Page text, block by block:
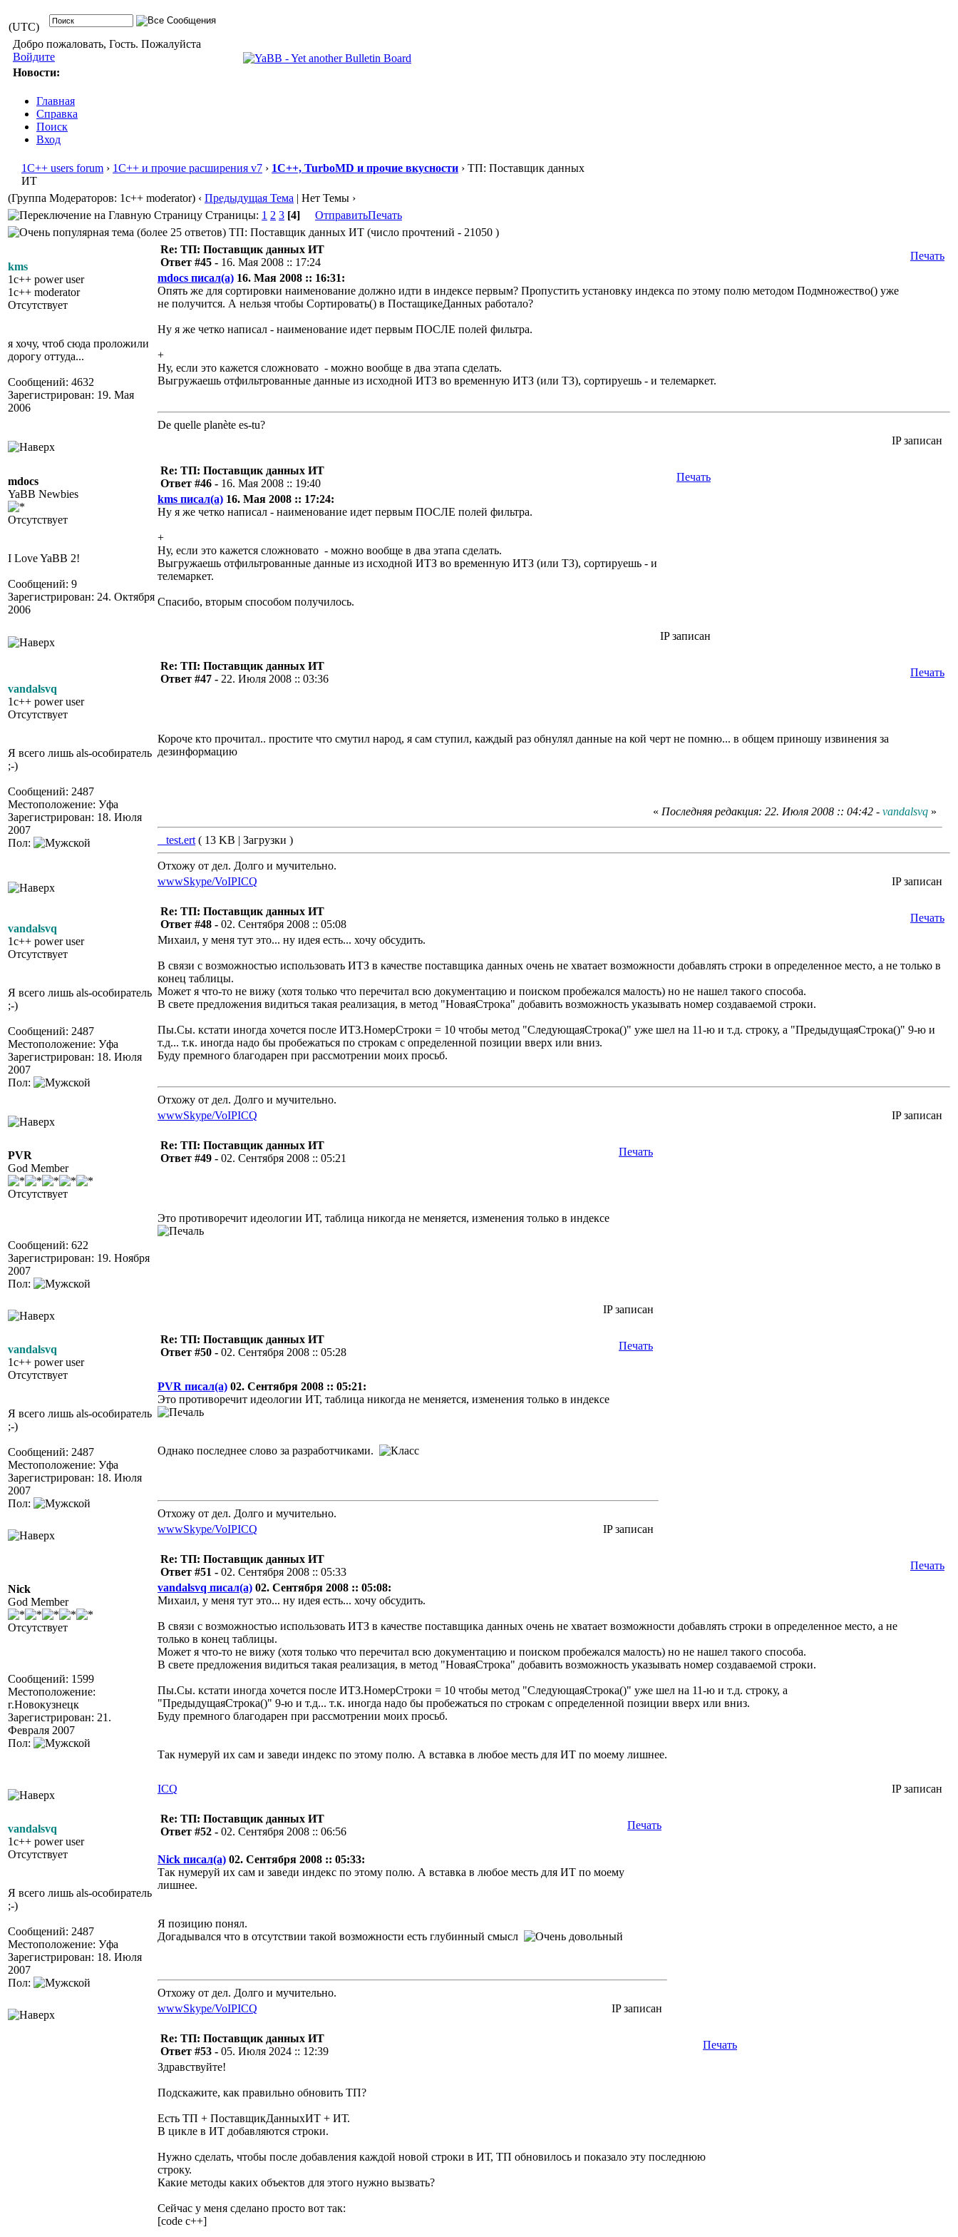
(UTC)
Добро пожаловать, Гость. Пожалуйста
Войдите
Новости:
Главная
Справка
Поиск
Вход
1С++ users forum › 1С++ и прочие расширения v7 › 1С++, TurboMD и прочие вкусности › ТП: Поставщик данных
ИТ
(Группа Модераторов: 1c++ moderator) ‹ Предыдущая Тема | Нет Темы ›
Страницы: 1 2 3 [4] ОтправитьПечать
ТП: Поставщик данных ИТ (число прочтений - 21050 )
kms
1c++ power user
1c++ moderator
Отсутствует
я хочу, чтоб сюда проложили
дорогу оттуда...
Сообщений: 4632
Зарегистрирован: 19. Мая
2006
Re: ТП: Поставщик данных ИТ
Ответ #45 - 16. Мая 2008 :: 17:24
Печать
mdocs писал(а) 16. Мая 2008 :: 16:31:
Опять же для сортировки наименование должно идти в индексе первым? Пропустить установку индекса по этому полю методом Подмножество() уже
не получится. А нельзя чтобы Сортировать() в ПостащикеДанных работало?
Ну я же четко написал - наименование идет первым ПОСЛЕ полей фильтра.
+
Ну, если это кажется сложновато - можно вообще в два этапа сделать.
Выгружаешь отфильтрованные данные из исходной ИТЗ во временную ИТЗ (или ТЗ), сортируешь - и телемаркет.
De quelle planète es-tu?
IP записан
mdocs
YaBB Newbies
Отсутствует
I Love YaBB 2!
Сообщений: 9
Зарегистрирован: 24. Октября
2006
Re: ТП: Поставщик данных ИТ
Ответ #46 - 16. Мая 2008 :: 19:40
Печать
kms писал(а) 16. Мая 2008 :: 17:24:
Ну я же четко написал - наименование идет первым ПОСЛЕ полей фильтра.
+
Ну, если это кажется сложновато - можно вообще в два этапа сделать.
Выгружаешь отфильтрованные данные из исходной ИТЗ во временную ИТЗ (или ТЗ), сортируешь - и
телемаркет.
Спасибо, вторым способом получилось.
IP записан
vandalsvq
1c++ power user
Отсутствует
Я всего лишь als-особиратель
;-)
Сообщений: 2487
Местоположение: Уфа
Зарегистрирован: 18. Июля
2007
Пол:
Re: ТП: Поставщик данных ИТ
Ответ #47 - 22. Июля 2008 :: 03:36
Печать
Короче кто прочитал.. простите что смутил народ, я сам ступил, каждый раз обнулял данные на кой черт не помню... в общем приношу извинения за
дезинформацию
« Последняя редакция: 22. Июля 2008 :: 04:42 - vandalsvq»
_test.ert ( 13 KB | Загрузки )
Отхожу от дел. Долго и мучительно.
wwwSkype/VoIPICQ IP записан
vandalsvq
1c++ power user
Отсутствует
Я всего лишь als-особиратель
;-)
Сообщений: 2487
Местоположение: Уфа
Зарегистрирован: 18. Июля
2007
Пол:
Re: ТП: Поставщик данных ИТ
Ответ #48 - 02. Сентября 2008 :: 05:08
Печать
Михаил, у меня тут это... ну идея есть... хочу обсудить.
В связи с возможностью использовать ИТЗ в качестве поставщика данных очень не хватает возможности добавлять строки в определенное место, а не только в
конец таблицы.
Может я что-то не вижу (хотя только что перечитал всю документацию и поиском пробежался малость) но не нашел такого способа.
В свете предложения видиться такая реализация, в метод "НоваяСтрока" добавить возможность указывать номер создаваемой строки.
Пы.Сы. кстати иногда хочется после ИТЗ.НомерСтроки = 10 чтобы метод "СледующаяСтрока()" уже шел на 11-ю и т.д. строку, а "ПредыдущаяСтрока()" 9-ю и
т.д... т.к. иногда надо бы пробежаться по строкам с определенной позиции вверх или вниз.
Буду премного благодарен при рассмотрении моих просьб.
Отхожу от дел. Долго и мучительно.
wwwSkype/VoIPICQ IP записан
PVR
God Member
Отсутствует
Сообщений: 622
Зарегистрирован: 19. Ноября
2007
Пол:
Re: ТП: Поставщик данных ИТ
Ответ #49 - 02. Сентября 2008 :: 05:21
Печать
Это противоречит идеологии ИТ, таблица никогда не меняется, изменения только в индексе
IP записан
vandalsvq
1c++ power user
Отсутствует
Я всего лишь als-особиратель
;-)
Сообщений: 2487
Местоположение: Уфа
Зарегистрирован: 18. Июля
2007
Пол:
Re: ТП: Поставщик данных ИТ
Ответ #50 - 02. Сентября 2008 :: 05:28
Печать
PVR писал(а) 02. Сентября 2008 :: 05:21:
Это противоречит идеологии ИТ, таблица никогда не меняется, изменения только в индексе
Однако последнее слово за разработчиками.
Отхожу от дел. Долго и мучительно.
wwwSkype/VoIPICQ IP записан
Nick
God Member
Отсутствует
Сообщений: 1599
Местоположение:
г.Новокузнецк
Зарегистрирован: 21.
Февраля 2007
Пол:
Re: ТП: Поставщик данных ИТ
Ответ #51 - 02. Сентября 2008 :: 05:33
Печать
vandalsvq писал(а) 02. Сентября 2008 :: 05:08:
Михаил, у меня тут это... ну идея есть... хочу обсудить.
В связи с возможностью использовать ИТЗ в качестве поставщика данных очень не хватает возможности добавлять строки в определенное место, а не
только в конец таблицы.
Может я что-то не вижу (хотя только что перечитал всю документацию и поиском пробежался малость) но не нашел такого способа.
В свете предложения видиться такая реализация, в метод "НоваяСтрока" добавить возможность указывать номер создаваемой строки.
Пы.Сы. кстати иногда хочется после ИТЗ.НомерСтроки = 10 чтобы метод "СледующаяСтрока()" уже шел на 11-ю и т.д. строку, а
"ПредыдущаяСтрока()" 9-ю и т.д... т.к. иногда надо бы пробежаться по строкам с определенной позиции вверх или вниз.
Буду премного благодарен при рассмотрении моих просьб.
Так нумеруй их сам и заведи индекс по этому полю. А вставка в любое месть для ИТ по моему лишнее.
ICQ IP записан
vandalsvq
1c++ power user
Отсутствует
Я всего лишь als-особиратель
;-)
Сообщений: 2487
Местоположение: Уфа
Зарегистрирован: 18. Июля
2007
Пол:
Re: ТП: Поставщик данных ИТ
Ответ #52 - 02. Сентября 2008 :: 06:56
Печать
Nick писал(а) 02. Сентября 2008 :: 05:33:
Так нумеруй их сам и заведи индекс по этому полю. А вставка в любое месть для ИТ по моему
лишнее.
Я позицию понял.
Догадывался что в отсутствии такой возможности есть глубинный смысл
Отхожу от дел. Долго и мучительно.
wwwSkype/VoIPICQ IP записан
Re: ТП: Поставщик данных ИТ
Ответ #53 - 05. Июля 2024 :: 12:39
Печать
Здравствуйте!
Подскажите, как правильно обновить ТП?
Есть ТП + ПоставщикДанныхИТ + ИТ.
В цикле в ИТ добавляются строки.
Нужно сделать, чтобы после добавления каждой новой строки в ИТ, ТП обновилось и показало эту последнюю
строку.
Какие методы каких объектов для этого нужно вызвать?
Сейчас у меня сделано просто вот так:
[code c++]